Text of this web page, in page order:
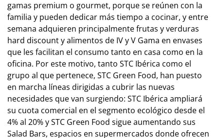
gamas premium o gourmet, porque se reúnen con la
familia y pueden dedicar más tiempo a cocinar, y entre
semana adquieren principalmente frutas y verduras
hard discount y alimentos de IV y V Gama en envases
que les facilitan el consumo tanto en casa como en la
oficina. Por este motivo, tanto STC Ibérica como el
grupo al que pertenece, STC Green Food, han puesto
en marcha líneas dirigidas a cubrir las nuevas
necesidades que van surgiendo: STC Ibérica ampliará
su cuota comercial en el segmento ecológico desde el
4% al 20% y STC Green Food sigue aumentando sus
Salad Bars, espacios en supermercados donde ofrecen